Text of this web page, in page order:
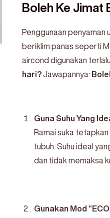
Boleh Ke Jimat
Penggunaan penyaman
beriklim panas seperti
aircond digunakan
hari?Jawapannya:
Guna Suhu Yang
Ramai suka
tubuh. Suhu ideal
dan tidak memaksa
Gunakan Mod